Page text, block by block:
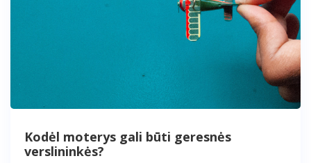
Kodėl moterys gali būti geresnės
verslininkės?